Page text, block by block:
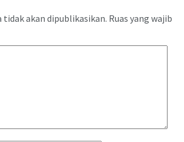
akan dipublikasikan. Ruas yang wajib